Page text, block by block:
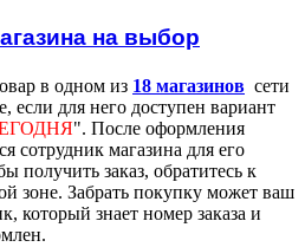
а на выбор
в одном из 18 магазинов сети
для него доступен вариант
". После оформления
сотрудник магазина для его
получить заказ, обратитесь к
зоне. Забрать покупку может ваш
который знает номер заказа и